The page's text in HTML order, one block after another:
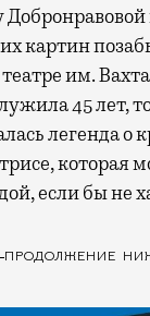
картин
им.
45 лет,
легенда о
которая
если бы не
ПРОДОЛЖЕНИЕ